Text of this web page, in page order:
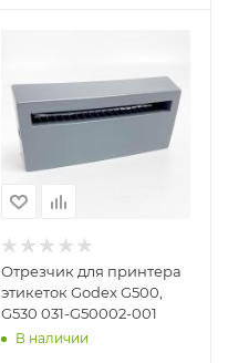
Отрезчик для принтера
этикеток Godex G500,
G530 031-G50002-001
В наличии